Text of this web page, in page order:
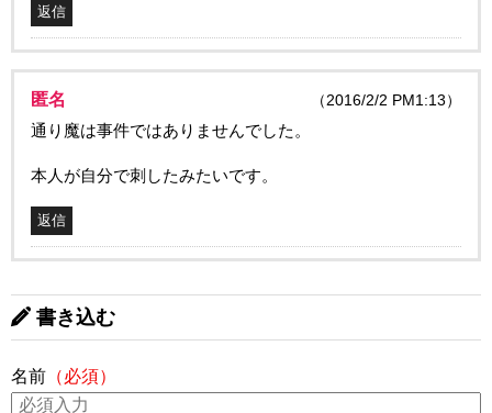
返信
匿名 （2016/2/2 PM1:13）
通り魔は事件ではありませんでした。
本人が自分で刺したみたいです。
返信
書き込む
名前 （必須）